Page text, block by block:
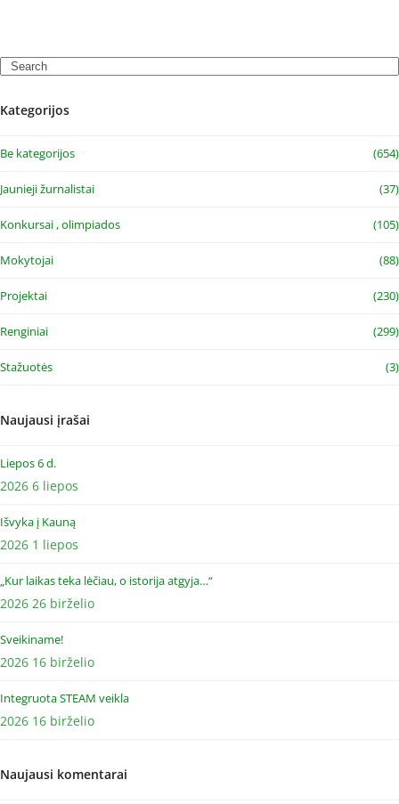
Search
Kategorijos
Be kategorijos (654)
Jaunieji žurnalistai (37)
Konkursai , olimpiados (105)
Mokytojai (88)
Projektai (230)
Renginiai (299)
Stažuotės (3)
Naujausi įrašai
Liepos 6 d.
2026 6 liepos
Išvyka į Kauną
2026 1 liepos
„Kur laikas teka lėčiau, o istorija atgyja…“
2026 26 birželio
Sveikiname!
2026 16 birželio
Integruota STEAM veikla
2026 16 birželio
Naujausi komentarai